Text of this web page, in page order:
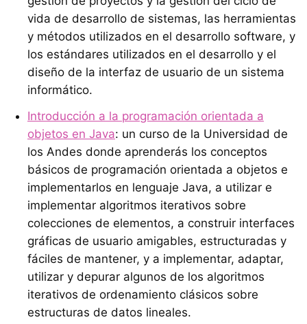
vida de desarrollo de sistemas, las herramientas
y métodos utilizados en el desarrollo software, y
los estándares utilizados en el desarrollo y el
diseño de la interfaz de usuario de un sistema
informático.
Introducción a la programación orientada a
objetos en Java: un curso de la Universidad de
los Andes donde aprenderás los conceptos
básicos de programación orientada a objetos e
implementarlos en lenguaje Java, a utilizar e
implementar algoritmos iterativos sobre
colecciones de elementos, a construir interfaces
gráficas de usuario amigables, estructuradas y
fáciles de mantener, y a implementar, adaptar,
utilizar y depurar algunos de los algoritmos
iterativos de ordenamiento clásicos sobre
estructuras de datos lineales.